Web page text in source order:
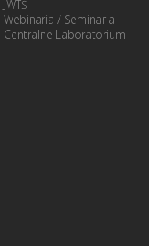
JWTŚ
Webinaria / Seminaria
Centralne Laboratorium